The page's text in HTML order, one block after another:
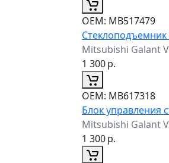
ОЕМ: MB517479
Стеклоподъемник
Mitsubishi Galant
1 300р.
ОЕМ: MB617318
Блок управления
Mitsubishi Galant
1 300р.